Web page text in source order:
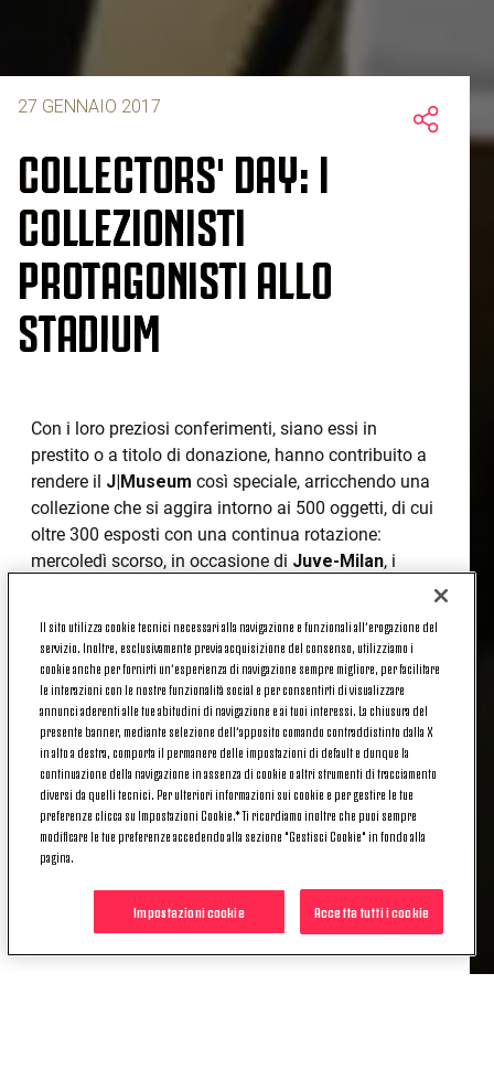
27 GENNAIO 2017
COLLECTORS' DAY: I
COLLEZIONISTI
PROTAGONISTI ALLO
STADIUM
Con i loro preziosi conferimenti, siano essi in
prestito o a titolo di donazione, hanno contribuito a
rendere il J|Museum così speciale, arricchendo una
collezione che si aggira intorno ai 500 oggetti, di cui
oltre 300 esposti con una continua rotazione:
mercoledì scorso, in occasione di Juve-Milan, i
edizione.
Una serata speciale per i collezionisti bianconeri,
che sono stati nostri ospiti inLegends Club, dove
hanno cenato prima di assistere al match,
brillantemente vinto dallaJuventuscon
l'avanzamento in semifinale diCoppa Italia, e
hanno ricevuto il saluto del Presidente del
J|Museum, Paolo Garimberti, e del responsabile
Marco Albano
dell'annuario dedicato all'anno solare 2016, da poco
Il sito utilizza cookie tecnici necessari alla navigazione e funzionali all’erogazione del
servizio. Inoltre, esclusivamente previa acquisizione del consenso, utilizziamo i
cookie anche per fornirti un’esperienza di navigazione sempre migliore, per facilitare
le interazioni con le nostre funzionalità social e per consentirti di visualizzare
annunci aderenti alle tue abitudini di navigazione e ai tuoi interessi. La chiusura del
presente banner, mediante selezione dell’apposito comando contraddistinto dalla X
in alto a destra, comporta il permanere delle impostazioni di default e dunque la
continuazione della navigazione in assenza di cookie o altri strumenti di tracciamento
diversi da quelli tecnici. Per ulteriori informazioni sui cookie e per gestire le tue
preferenze clicca su Impostazioni Cookie.* Ti ricordiamo inoltre che puoi sempre
modificare le tue preferenze accedendo alla sezione "Gestisci Cookie" in fondo alla
pagina.
Accetta tutti i cookie
Impostazioni cookie